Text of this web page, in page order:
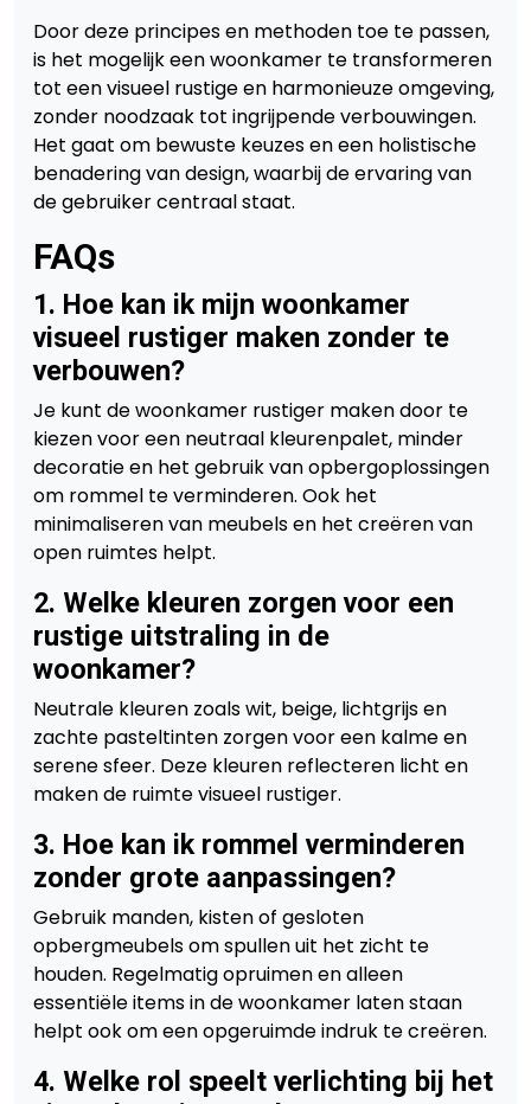
Door deze principes en methoden toe te passen,
is het mogelijk een woonkamer te transformeren
tot een visueel rustige en harmonieuze omgeving,
zonder noodzaak tot ingrijpende verbouwingen.
Het gaat om bewuste keuzes en een holistische
benadering van design, waarbij de ervaring van
de gebruiker centraal staat.
FAQs
1. Hoe kan ik mijn woonkamer
visueel rustiger maken zonder te
verbouwen?
Je kunt de woonkamer rustiger maken door te
kiezen voor een neutraal kleurenpalet, minder
decoratie en het gebruik van opbergoplossingen
om rommel te verminderen. Ook het
minimaliseren van meubels en het creëren van
open ruimtes helpt.
2. Welke kleuren zorgen voor een
rustige uitstraling in de
woonkamer?
Neutrale kleuren zoals wit, beige, lichtgrijs en
zachte pasteltinten zorgen voor een kalme en
serene sfeer. Deze kleuren reflecteren licht en
maken de ruimte visueel rustiger.
3. Hoe kan ik rommel verminderen
zonder grote aanpassingen?
Gebruik manden, kisten of gesloten
opbergmeubels om spullen uit het zicht te
houden. Regelmatig opruimen en alleen
essentiële items in de woonkamer laten staan
helpt ook om een opgeruimde indruk te creëren.
4. Welke rol speelt verlichting bij het